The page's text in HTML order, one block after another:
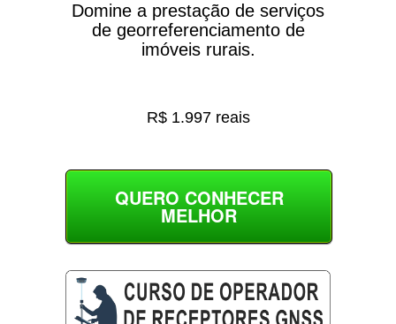
Domine a prestação de serviços
de georreferenciamento de
imóveis rurais.
R$ 1.997 reais
QUERO CONHECER
MELHOR